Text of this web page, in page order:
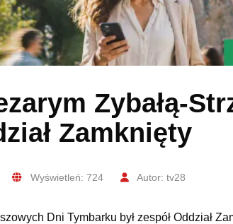
Zybałą-
Zamknięty
Wyświetleń: 724 Autor: tv28
Dni Tymbarku był zespół Oddział